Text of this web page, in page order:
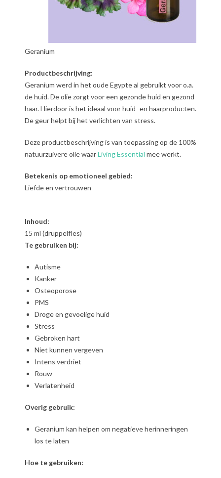
Geranium
Productbeschrijving:
Geranium werd in het oude Egypte al gebruikt voor o.a.
de huid. De olie zorgt voor een gezonde huid en gezond
haar. Hierdoor is het ideaal voor huid- en haarproducten.
De geur helpt bij het verlichten van stress.
Deze productbeschrijving is van toepassing op de 100%
natuurzuivere olie waarLiving Essential mee werkt.
Betekenis op emotioneel gebied:
Liefde en vertrouwen
Inhoud:
15 ml (druppelfles)
Te gebruiken bij:
Autisme
Kanker
Osteoporose
PMS
Droge en gevoelige huid
Stress
Gebroken hart
Niet kunnen vergeven
Intens verdriet
Rouw
Verlatenheid
Overig gebruik:
Geranium kan helpen om negatieve herinneringen
los te laten
Hoe te gebruiken: